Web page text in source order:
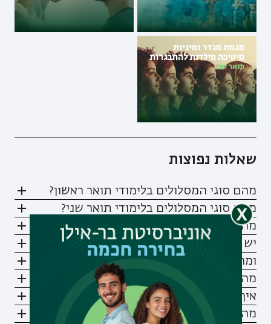
מגמת מגדר ומיניות
מיטיבה מילדות להתבגרות
תואר שני
שאלות נפוצות
מהם סוגי המסלולים בלימודי תואר ראשון?
מהם סוגי המסלולים בלימודי תואר שני?
מהי שנת הלימודים האקדמית?
יש קורסי אנגלית כחלק מהתואר?
ומה לגבי עברית?
מהי "שעה סמסטריאלית"?
איך בונים מערכת שעות?
מה זה סילבוס ואיפה רואים אותו?